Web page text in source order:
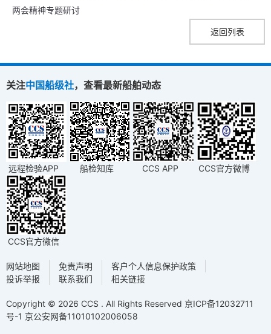
两会精神专题研讨
返回列表
关注中国船级社，查看最新船舶动态
远程检验APP 船检知库 CCS APP CCS官方微博
CCS官方微信
网站地图 免责声明
客户个人信息保护政策
投诉举报
联系我们 相关链接
Copyright © 2026 CCS . All Rights Reserved 京ICP备12032711
号-1 京公安网备11010102006058